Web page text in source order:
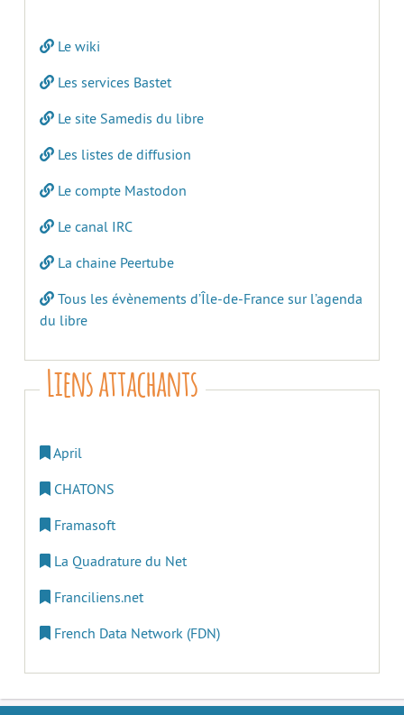
Le wiki
Les services Bastet
Le site Samedis du libre
Les listes de diffusion
Le compte Mastodon
Le canal IRC
La chaine Peertube
Tous les évènements d’Île-de-France sur l’agenda
du libre
Liens attachants
April
CHATONS
Framasoft
La Quadrature du Net
Franciliens.net
French Data Network (FDN)